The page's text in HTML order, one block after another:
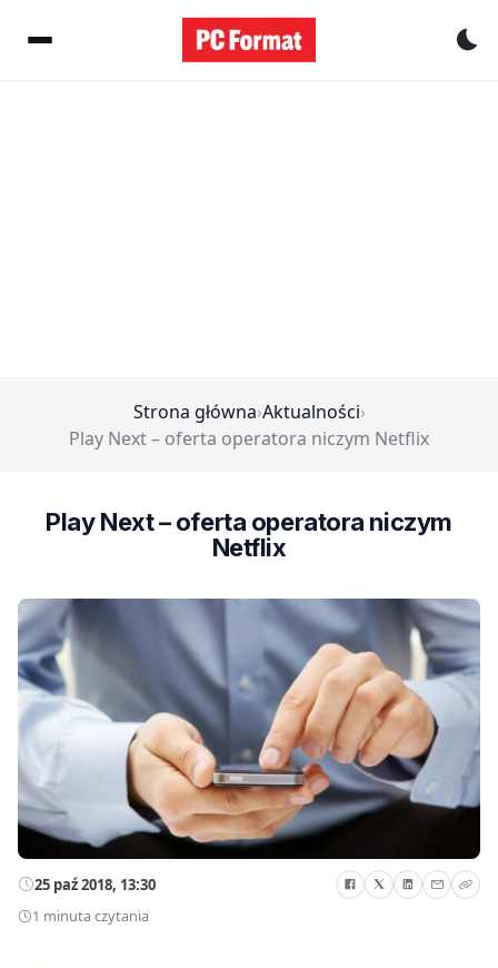
Strona główna›Aktualności›
Play Next – oferta operatora niczym Netflix
Play Next – oferta operatora niczym
Netflix
25 paź 2018, 13:30
1 minuta czytania